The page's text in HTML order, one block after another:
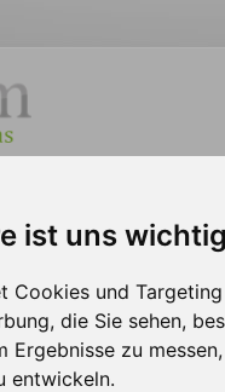
ist uns
Cookies und
die Sie sehen,
Ergebnisse zu
entwickeln.Vorteile